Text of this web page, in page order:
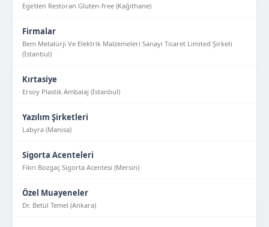
Ege'den Restoran Gluten-free (Kağıthane)
Firmalar
Bem Metalürji Ve Elektrik Malzemeleri Sanayi Ticaret Limited Şirketi
(İstanbul)
Kırtasiye
Ersoy Plastik Ambalaj (İstanbul)
Yazılım Şirketleri
Labyra (Manisa)
Sigorta Acenteleri
Fikri Bozgaç Sigorta Acentesi (Mersin)
Özel Muayeneler
Dr. Betül Temel (Ankara)